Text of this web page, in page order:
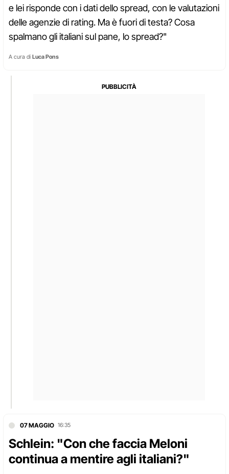
e lei risponde con i dati dello spread, con le valutazioni
delle agenzie di rating. Ma è fuori di testa? Cosa
spalmano gli italiani sul pane, lo spread?"
A cura di Luca Pons
07 MAGGIO 16:35
Schlein: "Con che faccia Meloni
continua a mentire agli italiani?"